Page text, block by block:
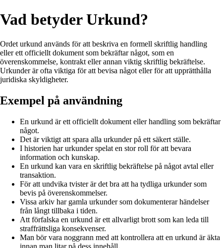
Vad betyder Urkund?
Ordet urkund används för att beskriva en formell skriftlig handling
eller ett officiellt dokument som bekräftar något, som en
överenskommelse, kontrakt eller annan viktig skriftlig bekräftelse.
Urkunder är ofta viktiga för att bevisa något eller för att upprätthålla
juridiska skyldigheter.
Exempel på användning
En urkund är ett officiellt dokument eller handling som bekräftar
något.
Det är viktigt att spara alla urkunder på ett säkert ställe.
I historien har urkunder spelat en stor roll för att bevara
information och kunskap.
En urkund kan vara en skriftlig bekräftelse på något avtal eller
transaktion.
För att undvika tvister är det bra att ha tydliga urkunder som
bevis på överenskommelser.
Vissa arkiv har gamla urkunder som dokumenterar händelser
från långt tillbaka i tiden.
Att förfalska en urkund är ett allvarligt brott som kan leda till
straffrättsliga konsekvenser.
Man bör vara noggrann med att kontrollera att en urkund är äkta
innan man litar på dess innehåll.